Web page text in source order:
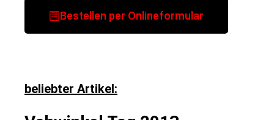
Bestellen per Onlineformular
beliebter Artikel: